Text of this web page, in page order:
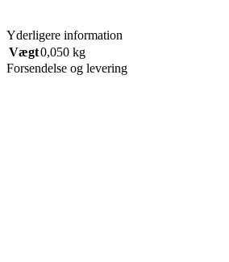
Yderligere information
Vægt0,050 kg
Forsendelse og levering